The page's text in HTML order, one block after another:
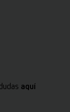
aquí